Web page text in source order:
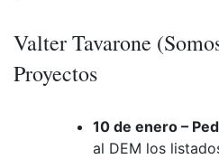
Valter Tavarone
Proyectos
10 de enero –
al DEM los